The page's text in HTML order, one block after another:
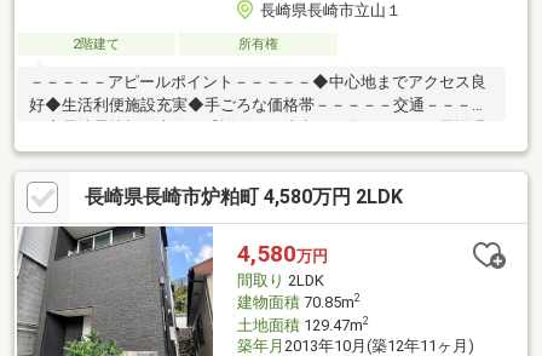
長崎県長崎市立山１
2階建て 所有権
－－－－－アピールポイント－－－－－◆中心地までアクセス良
好◆生活利便施設充実◆手ごろな価格帯－－－－－交通－－－－
境－ー－－－◆諏訪幼稚園 車４分◆桜町小学校 徒歩
６分◆長崎中学校 徒歩７分◆歴史文化博物館 徒歩３分◆
諏訪神社 徒歩３分◆マックスバリュ新大工町 車４分◆
ローソン 長崎勝山町店 徒歩７分◆長崎市役所
徒歩５分
長崎県長崎市炉粕町 4,580万円 2LDK
4,580万円
間取り 2LDK
建物面積70.85m2
土地面積129.47m2
築年月 2013年10月(築12年11ヶ月)